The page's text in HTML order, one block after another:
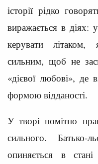
історії рідко
виражається в діях:
керувати
сильним, щоб не
«дієвої любові», де
формою відданості.
У творі помітно
сильного. Батько-
опиняється в